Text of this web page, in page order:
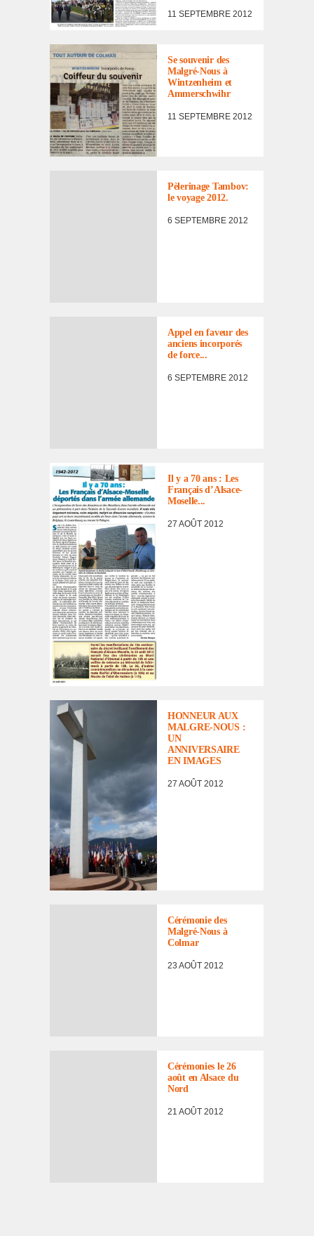
11 SEPTEMBRE 2012
ACTUALITÉ
Se souve­nir des
Malgré-Nous à
Wint­zen­heim et
Ammer­sch­wihr
11 SEPTEMBRE 2012
Pèle­ri­nage Tambov:
le voyage 2012.
6 SEPTEMBRE 2012
Appel en faveur des
anciens incor­po­rés
de force...
6 SEPTEMBRE 2012
Il y a 70 ans : Les
Français d’Al­sace-
Moselle...
27 AOÛT 2012
ACTUALITÉ
HONNEUR AUX
MALGRE-NOUS :
UN
ANNIVERSAIRE
EN IMAGES
27 AOÛT 2012
Céré­mo­nie des
Malgré-Nous à
Colmar
23 AOÛT 2012
Céré­mo­nies le 26
août en Alsace du
Nord
21 AOÛT 2012